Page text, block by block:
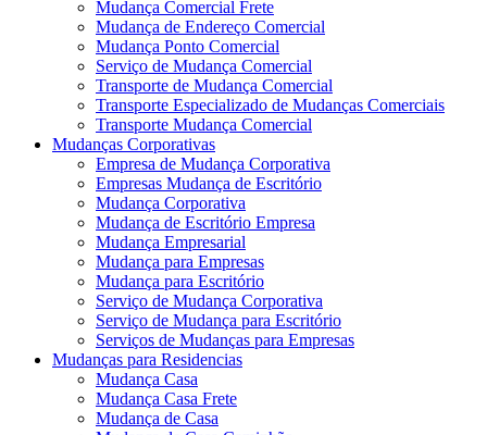
Mudança Comercial Frete
Mudança de Endereço Comercial
Mudança Ponto Comercial
Serviço de Mudança Comercial
Transporte de Mudança Comercial
Transporte Especializado de Mudanças Comerciais
Transporte Mudança Comercial
Mudanças Corporativas
Empresa de Mudança Corporativa
Empresas Mudança de Escritório
Mudança Corporativa
Mudança de Escritório Empresa
Mudança Empresarial
Mudança para Empresas
Mudança para Escritório
Serviço de Mudança Corporativa
Serviço de Mudança para Escritório
Serviços de Mudanças para Empresas
Mudanças para Residencias
Mudança Casa
Mudança Casa Frete
Mudança de Casa